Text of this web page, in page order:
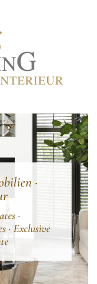
·
·
· Exclusive